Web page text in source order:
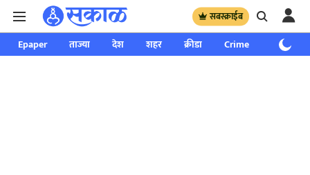
सबस्क्राईब
Epaper ताज्या देश शहर क्रीडा Crime साप्ताहिक